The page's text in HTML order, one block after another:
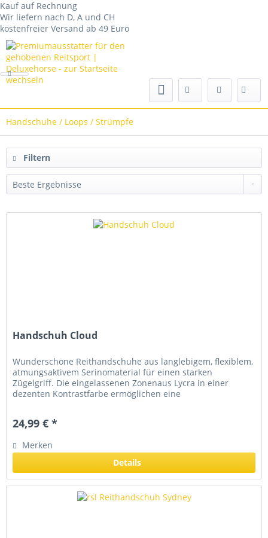
Kauf auf Rechnung
Wir liefern nach D, A und CH
kostenfreier Versand ab 49 Euro
Handschuhe / Loops / Strümpfe
Filtern
Handschuh Cloud
Wunderschöne Reithandschuhe aus langlebigem, flexiblem,
atmungsaktivem Serinomaterial für einen starken
Zügelgriff. Die eingelassenen Zonenaus Lycra in einer
dezenten Kontrastfarbe ermöglichen eine
24,99 € *
Merken
Details